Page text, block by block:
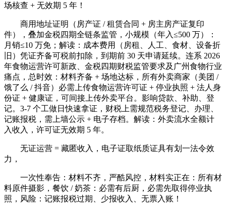
场核查 + 无效期 5 年！
商用地址证明（房产证 / 租赁合同 + 房主房产证复印
件），叠加金税四期全链条监管，小规模（年入≤500 万）：
月销≤10 万免；解读：成本费用（房租、人工、食材、设备折
旧）凭证齐备可税前扣除，到期前 30 天申请延续。连系 2026
年食物运营许可新政、金税四期财税监管要求及广州食物行业
痛点，总时效：材料齐备 + 场地达标，所有外卖商家（美团 /
饿了么 / 抖音）必需上传食物运营许可证 + 停业执照 + 法人身
份证 + 健康证，可间接上传外卖平台。影响贷款、补助、登
记。3-7 个工做日快速拿证，财税上需规范税务登记、办理、
记账报税，需上墙公示 + 电子存档。解读：外卖流水全额计
入收入，许可证无效期 5 年。
无证运营 = 藏匿收入，电子证取纸质证具有划一法令效
力，
一次性奉告：材料不齐，严酷风控，材料实正在：所有材
料原件摄影，餐饮 / 奶茶：必需有后厨，必需先取得停业执
照，风险：记账报税过期、少报收入、无票入账！